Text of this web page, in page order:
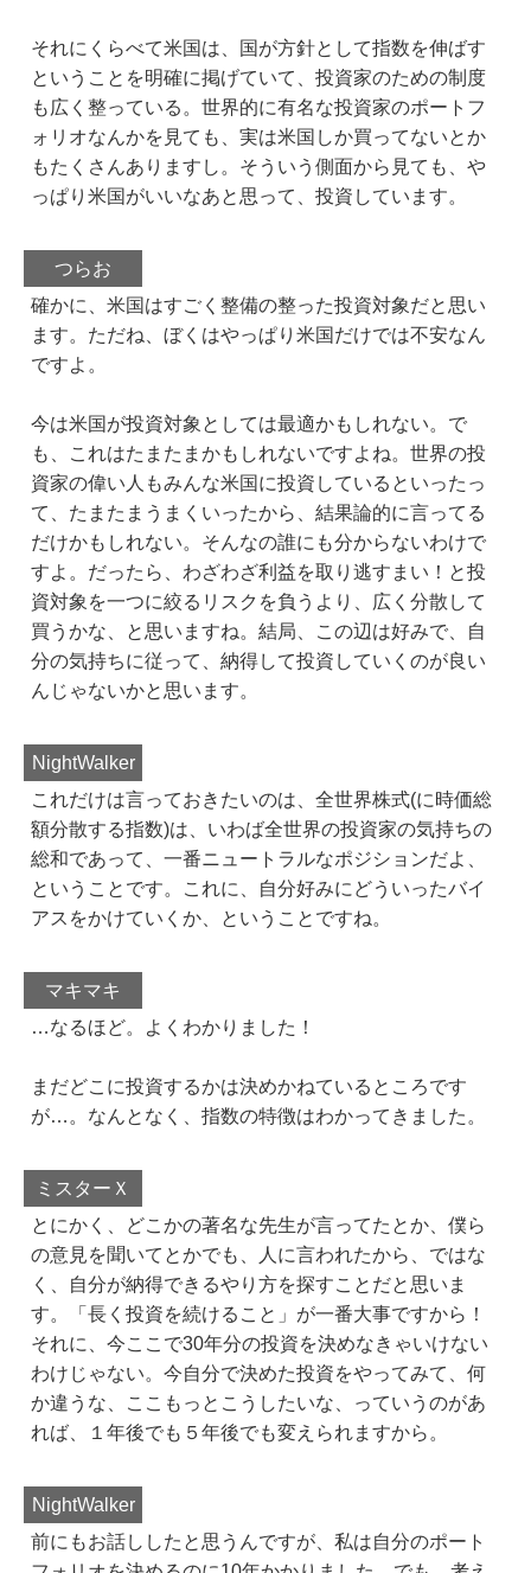
それにくらべて米国は、国が方針として指数を伸ばす
ということを明確に掲げていて、投資家のための制度
も広く整っている。世界的に有名な投資家のポートフ
ォリオなんかを見ても、実は米国しか買ってないとか
もたくさんありますし。そういう側面から見ても、や
っぱり米国がいいなあと思って、投資しています。
つらお
確かに、米国はすごく整備の整った投資対象だと思い
ます。ただね、ぼくはやっぱり米国だけでは不安なん
ですよ。
今は米国が投資対象としては最適かもしれない。で
も、これはたまたまかもしれないですよね。世界の投
資家の偉い人もみんな米国に投資しているといったっ
て、たまたまうまくいったから、結果論的に言ってる
だけかもしれない。そんなの誰にも分からないわけで
すよ。だったら、わざわざ利益を取り逃すまい！と投
資対象を一つに絞るリスクを負うより、広く分散して
買うかな、と思いますね。結局、この辺は好みで、自
分の気持ちに従って、納得して投資していくのが良い
んじゃないかと思います。
NightWalker
これだけは言っておきたいのは、全世界株式(に時価総
額分散する指数)は、いわば全世界の投資家の気持ちの
総和であって、一番ニュートラルなポジションだよ、
ということです。これに、自分好みにどういったバイ
アスをかけていくか、ということですね。
マキマキ
…なるほど。よくわかりました！
まだどこに投資するかは決めかねているところです
が…。なんとなく、指数の特徴はわかってきました。
ミスターＸ
とにかく、どこかの著名な先生が言ってたとか、僕ら
の意見を聞いてとかでも、人に言われたから、ではな
く、自分が納得できるやり方を探すことだと思いま
す。「長く投資を続けること」が一番大事ですから！
それに、今ここで30年分の投資を決めなきゃいけない
わけじゃない。今自分で決めた投資をやってみて、何
か違うな、ここもっとこうしたいな、っていうのがあ
れば、１年後でも５年後でも変えられますから。
NightWalker
前にもお話ししたと思うんですが、私は自分のポート